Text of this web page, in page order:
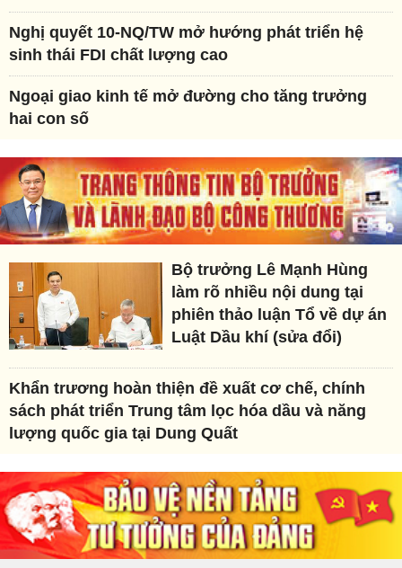
Nghị quyết 10-NQ/TW mở hướng phát triển hệ
sinh thái FDI chất lượng cao
Ngoại giao kinh tế mở đường cho tăng trưởng
hai con số
Bộ trưởng Lê Mạnh Hùng
làm rõ nhiều nội dung tại
phiên thảo luận Tổ về dự án
Luật Dầu khí (sửa đổi)
Khẩn trương hoàn thiện đề xuất cơ chế, chính
sách phát triển Trung tâm lọc hóa dầu và năng
lượng quốc gia tại Dung Quất